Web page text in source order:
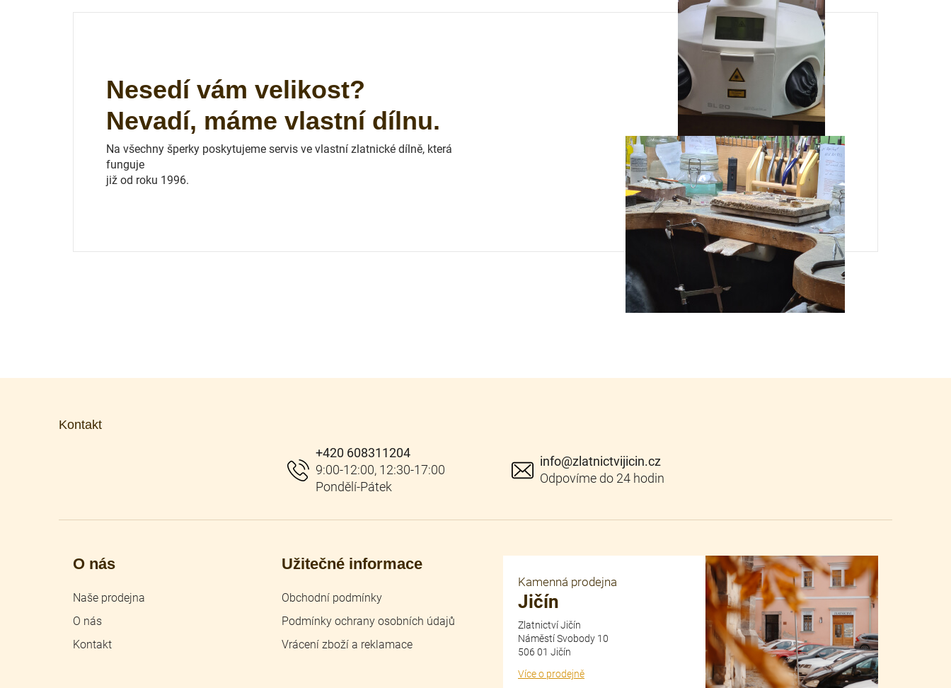
Nesedí vám velikost?
Nevadí, máme vlastní dílnu.
Na všechny šperky poskytujeme servis ve vlastní zlatnické dílně, která
funguje
již od roku 1996.
Kontakt
info@zlatnictvijicin.cz
+420 608311204
O nás
Naše prodejna
O nás
Kontakt
Užitečné informace
Obchodní podmínky
Podmínky ochrany osobních údajů
Vrácení zboží a reklamace
Kamenná prodejna
Jičín
Zlatnictví Jičín
Náměstí Svobody 10
506 01 Jičín
Více o prodejně